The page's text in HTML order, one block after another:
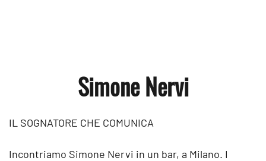
Simone Nervi
IL SOGNATORE CHE COMUNICA
Incontriamo Simone Nervi in un bar, a Milano. I